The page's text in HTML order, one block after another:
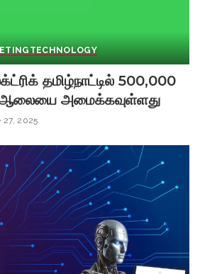
TECHNOLOGY
தமிழ்நாட்டில் 500,000
ஆலையை அமைக்கவுள்ளது
27, 2025